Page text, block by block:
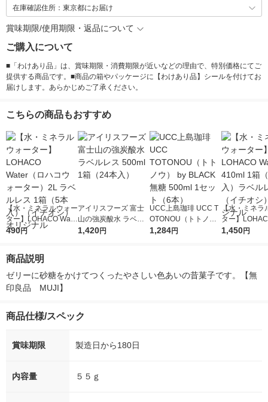
在庫確認住所：東京都にお届け
賞味期限/使用期限・返品について
ご購入について
■「わけあり品」は、賞味期限・消費期限が近いなどの理由で、特別価格にてご
提供する商品です。■商品の箱やパッケージに【わけあり品】シールを付けてお
届けします。あらかじめご了承ください。
こちらの商品もおすすめ
【水・ミネラルウォー
ター】LOHACO Wate
r（ロハコウォータ
シ） オリジナル
490円
アイリスフーズ 富士
山の強炭酸水 ラベル
レス 500ml 1箱（24
1,420円
UCC上島珈琲 UCC T
OTONOU（トトノ
ウ） by BLACK無糖 5
1,284円
【水・ミネラ
ター】
r 410ml 1箱（
1,450円
商品説明
ゼリーに砂糖をかけてつくったやさしい色あいの昔菓子です。【無
印良品　MUJI】
商品仕様/スペック
賞味期限 製造日から180日
内容量 ５５ｇ